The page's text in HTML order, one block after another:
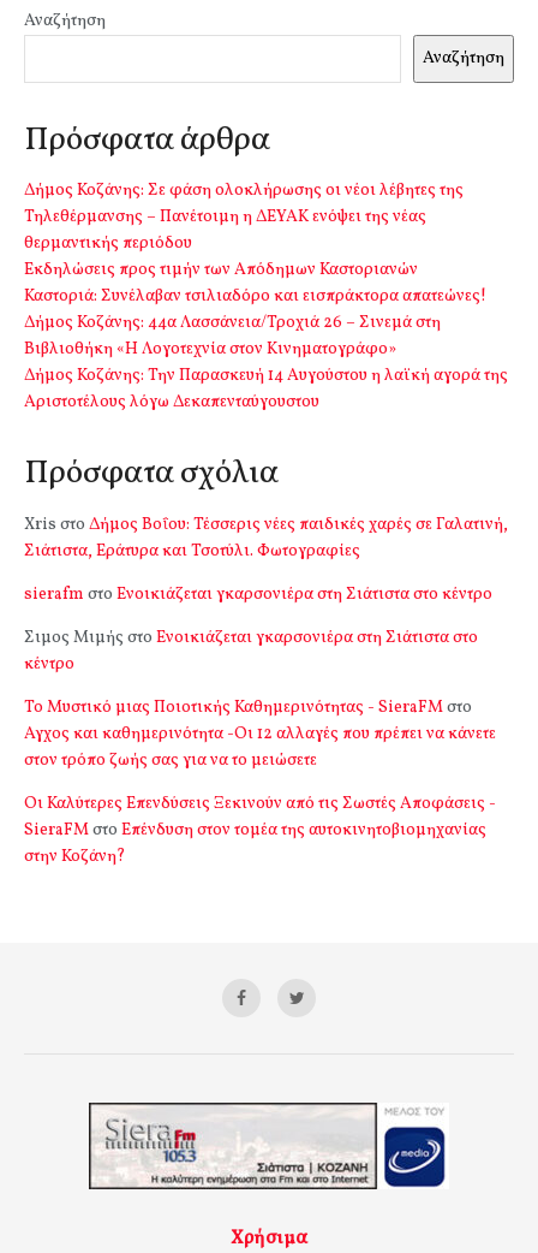
Αναζήτηση
Αναζήτηση
Πρόσφατα άρθρα
Δήμος Κοζάνης: Σε φάση ολοκλήρωσης οι νέοι λέβητες της
Τηλεθέρμανσης – Πανέτοιμη η ΔΕΥΑΚ ενόψει της νέας
θερμαντικής περιόδου
Εκδηλώσεις προς τιμήν των Απόδημων Καστοριανών
Καστοριά: Συνέλαβαν τσιλιαδόρο και εισπράκτορα απατεώνες!
Δήμος Κοζάνης: 44α Λασσάνεια/Τροχιά 26 – Σινεμά στη
Βιβλιοθήκη «Η Λογοτεχνία στον Κινηματογράφο»
Δήμος Κοζάνης: Την Παρασκευή 14 Αυγούστου η λαϊκή αγορά της
Αριστοτέλους λόγω Δεκαπενταύγουστου
Πρόσφατα σχόλια
Xris στο Δήμος Βοΐου: Τέσσερις νέες παιδικές χαρές σε Γαλατινή,
Σιάτιστα, Εράτυρα και Τσοτύλι. Φωτογραφίες
sierafm στο Ενοικιάζεται γκαρσονιέρα στη Σιάτιστα στο κέντρο
Σιμος Μιμής στο Ενοικιάζεται γκαρσονιέρα στη Σιάτιστα στο
κέντρο
Το Μυστικό μιας Ποιοτικής Καθημερινότητας - SieraFMστο
Αγχος και καθημερινότητα -Οι 12 αλλαγές που πρέπει να κάνετε
στον τρόπο ζωής σας για να το μειώσετε
Οι Καλύτερες Επενδύσεις Ξεκινούν από τις Σωστές Αποφάσεις -
SieraFMστο Επένδυση στον τομέα της αυτοκινητοβιομηχανίας
στην Κοζάνη?
Χρήσιμα